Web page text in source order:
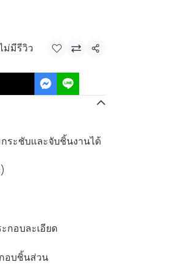
ม่มีรีวิว แชร์
กระชับและจับชิ้นงานได้
กอบละเอียด
อบชิ้นส่วน